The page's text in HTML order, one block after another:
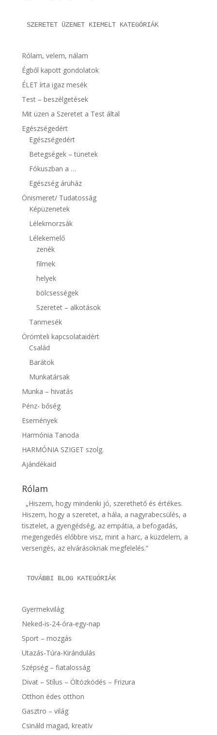
SZERETET ÜZENET KIEMELT KATEGÓRIÁK
Rólam, velem, nálam
Égből kapott gondolatok
ÉLET írta igaz mesék
Test – beszélgetések
Mit üzen a Szeretet a Test által
Egészségedért
Egészségedért
Betegségek – tünetek
Fókuszban a …
Egészség áruház
Önismeret/ Tudatosság
Képüzenetek
Lélekmorzsák
Lélekemelő
zenék
filmek
helyek
bölcsességek
Szeretet – alkotások
Tanmesék
Örömteli kapcsolataidért
Család
Barátok
Munkatársak
Munka – hivatás
Pénz- bőség
Események
Harmónia Tanoda
HARMÓNIA SZIGET szolg.
Ajándékaid
Rólam
„Hiszem, hogy mindenki jó, szerethető és értékes.
Hiszem, hogy a szeretet, a hála, a nagyrabecsülés, a
tisztelet, a gyengédség, az empátia, a befogadás,
megengedés előbbre visz, mint a harc, a küzdelem, a
versengés, az elvárásoknak megfelelés.”
TOVÁBBI BLOG KATEGÓRIÁK
Gyermekvilág
Neked-is-24-óra-egy-nap
Sport – mozgás
Utazás-Túra-Kirándulás
Szépség – fiatalosság
Divat – Stílus – Öltözködés – Frizura
Otthon édes otthon
Gasztro – világ
Csináld magad, kreatív